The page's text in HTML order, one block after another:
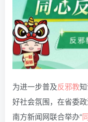
为进一步普及反邪教
好社会氛围，在省委
南方新闻网联合举办“